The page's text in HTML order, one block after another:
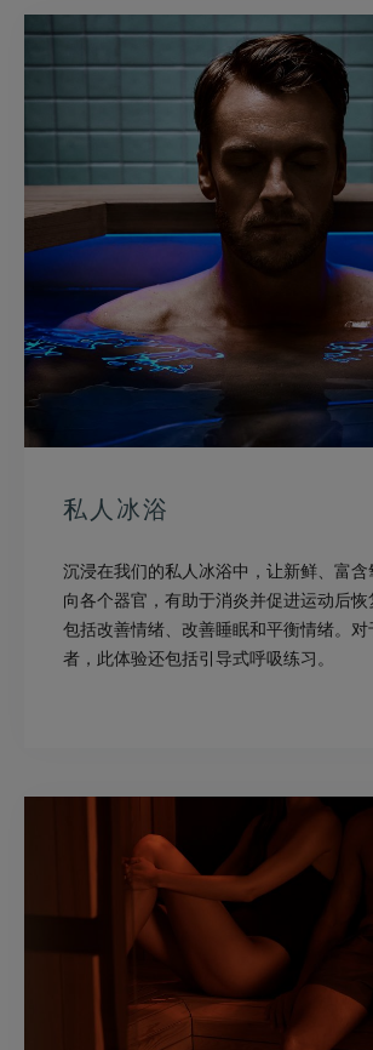
私人冰浴
沉浸在我们的私人冰浴中，让新鲜、富含
向各个器官，有助于消炎并促进运动后恢
包括改善情绪、改善睡眠和平衡情绪。对
者，此体验还包括引导式呼吸练习。